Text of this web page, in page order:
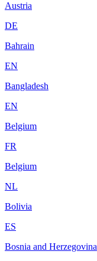
Austria
DE
Bahrain
EN
Bangladesh
EN
Belgium
FR
Belgium
NL
Bolivia
ES
Bosnia and Herzegovina